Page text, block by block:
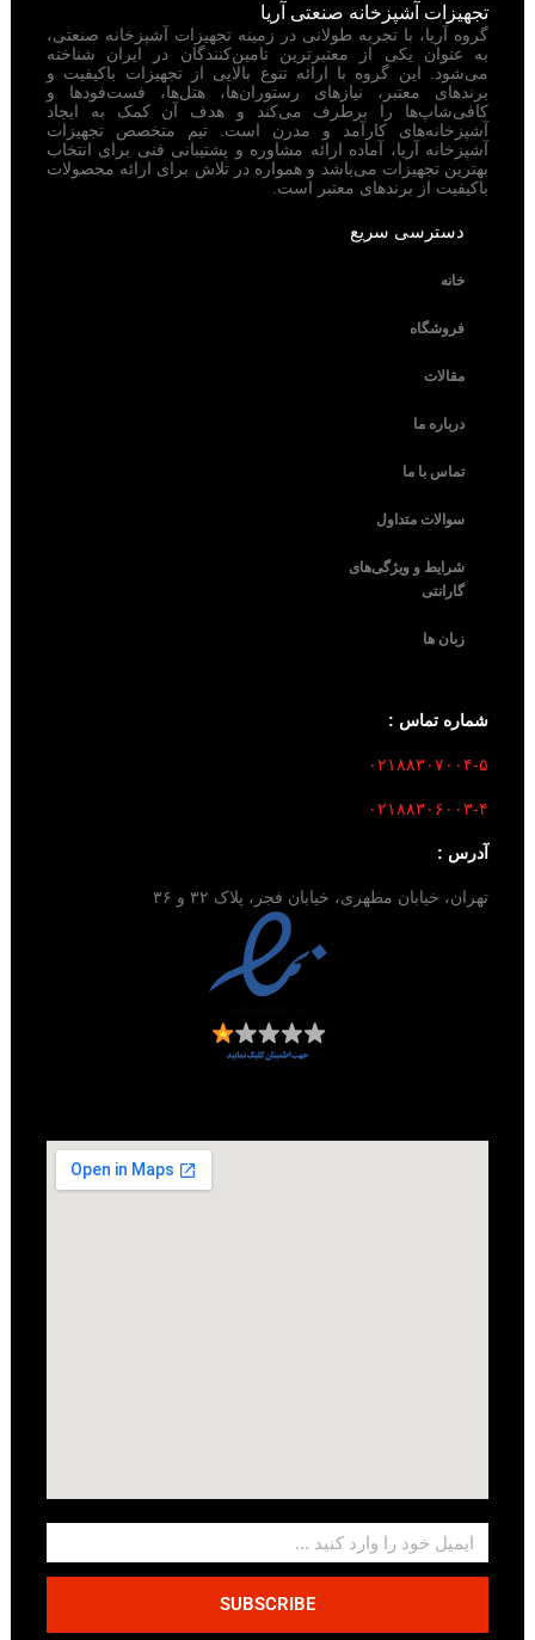
تجهیزات آشپزخانه صنعتی آریا
گروه آریا، با تجربه طولانی در زمینه تجهیزات آشپزخانه صنعتی،
به عنوان یکی از معتبرترین تامین‌کنندگان در ایران شناخته
می‌شود. این گروه با ارائه تنوع بالایی از تجهیزات باکیفیت و
برندهای معتبر، نیازهای رستوران‌ها، هتل‌ها، فست‌فودها و
کافی‌شاپ‌ها را برطرف می‌کند و هدف آن کمک به ایجاد
آشپزخانه‌های کارآمد و مدرن است. تیم متخصص تجهیزات
آشپزخانه آریا، آماده ارائه مشاوره و پشتیبانی فنی برای انتخاب
بهترین تجهیزات می‌باشد و همواره در تلاش برای ارائه محصولات
باکیفیت از برندهای معتبر است.
دسترسی سریع
خانه
فروشگاه
مقالات
درباره ما
تماس با ما
سوالات متداول
شرایط و ویژگی‌های
گارانتی
زبان ها
شماره تماس :
۰۲۱۸۸۳۰۷۰۰۴-۵
۰۲۱۸۸۳۰۶۰۰۳-۴
آدرس :
تهران، خیابان مطهری، خیابان فجر، پلاک ۳۲ و ۳۶
SUBSCRIBE